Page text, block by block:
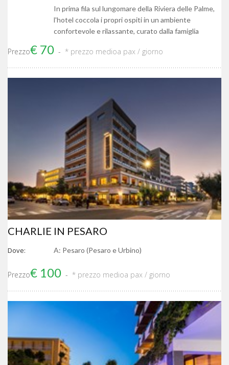
In prima fila sul lungomare della Riviera delle Palme,
l'hotel coccola i propri ospiti in un ambiente
confortevole e rilassante, curato dalla famiglia
Prezzo€ 70 * prezzo medioa pax / giorno
CHARLIE IN PESARO
Dove: A: Pesaro (Pesaro e Urbino)
Prezzo€ 100 * prezzo medioa pax / giorno